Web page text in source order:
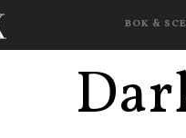
BOK &